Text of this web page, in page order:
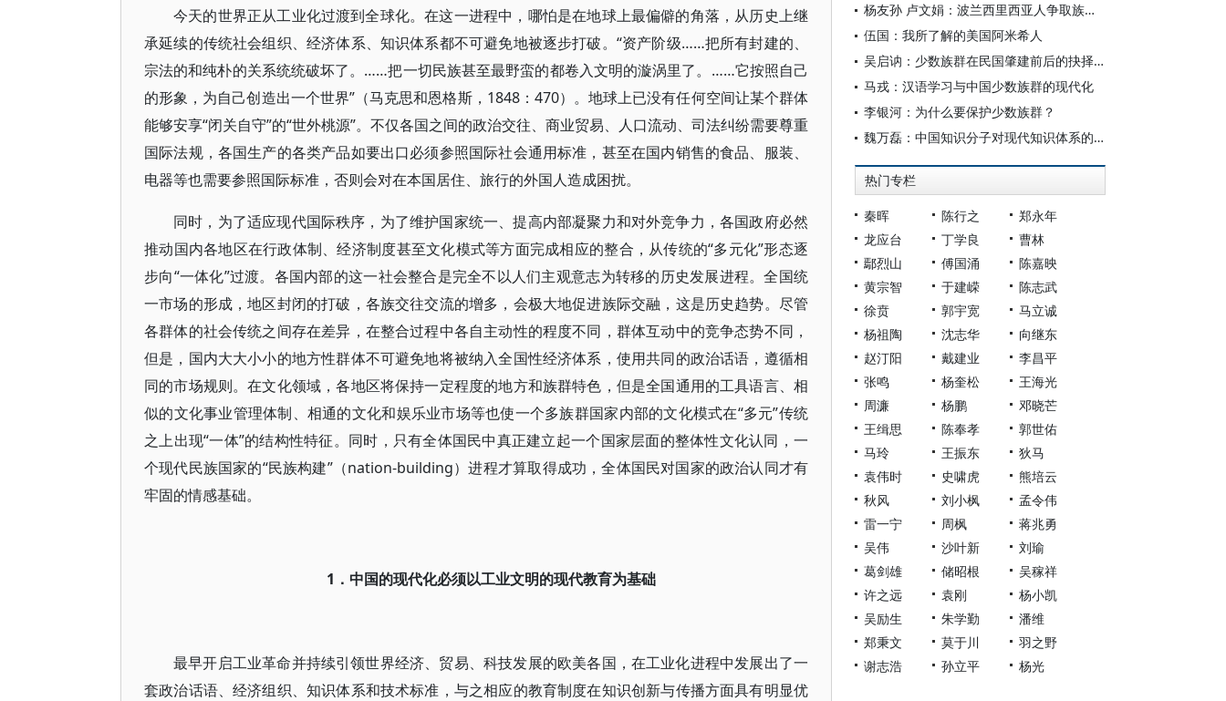
今天的世界正从工业化过渡到全球化。在这一进程中，哪怕是在地球上最偏僻的角落，从历史上继
承延续的传统社会组织、经济体系、知识体系都不可避免地被逐步打破。“资产阶级……把所有封建的、
宗法的和纯朴的关系统统破坏了。……把一切民族甚至最野蛮的都卷入文明的漩涡里了。……它按照自己
的形象，为自己创造出一个世界”（马克思和恩格斯，1848：470）。地球上已没有任何空间让某个群体
能够安享“闭关自守”的“世外桃源”。不仅各国之间的政治交往、商业贸易、人口流动、司法纠纷需要尊重
国际法规，各国生产的各类产品如要出口必须参照国际社会通用标准，甚至在国内销售的食品、服装、
电器等也需要参照国际标准，否则会对在本国居住、旅行的外国人造成困扰。
同时，为了适应现代国际秩序，为了维护国家统一、提高内部凝聚力和对外竞争力，各国政府必然
推动国内各地区在行政体制、经济制度甚至文化模式等方面完成相应的整合，从传统的“多元化”形态逐
步向“一体化”过渡。各国内部的这一社会整合是完全不以人们主观意志为转移的历史发展进程。全国统
一市场的形成，地区封闭的打破，各族交往交流的增多，会极大地促进族际交融，这是历史趋势。尽管
各群体的社会传统之间存在差异，在整合过程中各自主动性的程度不同，群体互动中的竞争态势不同，
但是，国内大大小小的地方性群体不可避免地将被纳入全国性经济体系，使用共同的政治话语，遵循相
同的市场规则。在文化领域，各地区将保持一定程度的地方和族群特色，但是全国通用的工具语言、相
似的文化事业管理体制、相通的文化和娱乐业市场等也使一个多族群国家内部的文化模式在“多元”传统
之上出现“一体”的结构性特征。同时，只有全体国民中真正建立起一个国家层面的整体性文化认同，一
个现代民族国家的“民族构建”（nation-building）进程才算取得成功，全体国民对国家的政治认同才有
牢固的情感基础。
1．中国的现代化必须以工业文明的现代教育为基础
最早开启工业革命并持续引领世界经济、贸易、科技发展的欧美各国，在工业化进程中发展出了一
套政治话语、经济组织、知识体系和技术标准，与之相应的教育制度在知识创新与传播方面具有明显优
杨友孙 卢文娟：波兰西里西亚人争取族群地位问题评析
伍国：我所了解的美国阿米希人
吴启讷：少数族群在民国肇建前后的抉择──认识多族群统一国家的民族与族群现象（三）
马戎：汉语学习与中国少数族群的现代化
李银河：为什么要保护少数族群？
魏万磊：中国知识分子对现代知识体系的批判性反思
热门专栏
秦晖 陈行之
郑永年
龙应台
丁学良
曹林
鄢烈山
傅国涌
陈嘉映
黄宗智
于建嵘
陈志武
徐贲
郭宇宽
马立诚
杨祖陶
沈志华
向继东
赵汀阳
戴建业
李昌平
张鸣
杨奎松
王海光
周濂
杨鹏
邓晓芒
王缉思
陈奉孝
郭世佑
马玲
王振东
狄马
袁伟时
史啸虎
熊培云
秋风
刘小枫
孟令伟
雷一宁
周枫
蒋兆勇
吴伟
沙叶新
刘瑜
葛剑雄
储昭根
吴稼祥
许之远
袁刚
杨小凯
吴励生
朱学勤
潘维
郑秉文
莫于川
羽之野
谢志浩
孙立平 杨光